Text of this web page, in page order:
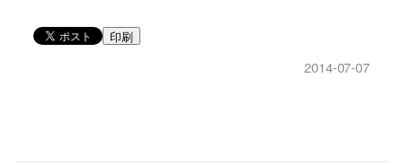
印刷
2014-07-07